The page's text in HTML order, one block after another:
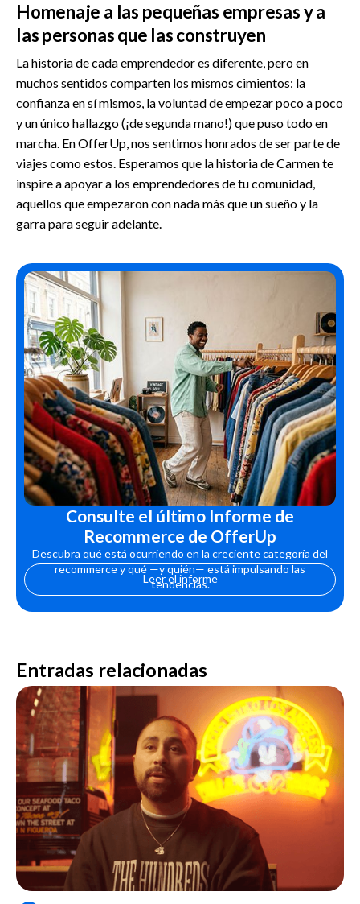
Consulte el último Informe de
Recommerce de OfferUp
Descubra qué está ocurriendo en la creciente categoría del
recommerce y qué —y quién— está impulsando las
tendencias.
Leer el informe
Homenaje a las pequeñas empresas y a
las personas que las construyen
La historia de cada emprendedor es diferente, pero en
muchos sentidos comparten los mismos cimientos: la
confianza en sí mismos, la voluntad de empezar poco a poco
y un único hallazgo (¡de segunda mano!) que puso todo en
marcha. En OfferUp, nos sentimos honrados de ser parte de
viajes como estos. Esperamos que la historia de Carmen te
inspire a apoyar a los emprendedores de tu comunidad,
aquellos que empezaron con nada más que un sueño y la
garra para seguir adelante.
Entradas relacionadas